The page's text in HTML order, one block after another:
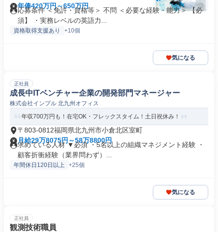
年俸420万円～650万円
応募条件 ＜免許・資格等＞ 不問 ＜必要な経験・能力＞ 【必
須】 ・実務レベルの英語力...
資格取得支援あり +10個
気になる
正社員
成長中ITベンチャー企業の開発部門マネージャー
株式会社インプル 北九州オフィス
年収700万円も！在宅OK・フレックスタイム！土日祝休み！
〒803-0812福岡県北九州市小倉北区室町
月給29万8075円～58万8800円
求めている人材 ▼必須 ・5名以上の組織マネジメント経験 ・
顧客折衝経験（業界問わず）...
年間休日120日以上 +25個
気になる
正社員
観測技術職員